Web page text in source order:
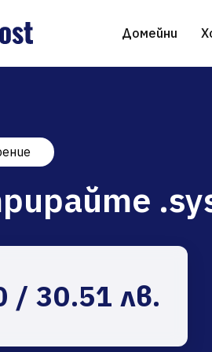
Домейни
на домейн
на домейн AI
хостинг
сървъри
виртуални сървъри
/ 30.51 лв.